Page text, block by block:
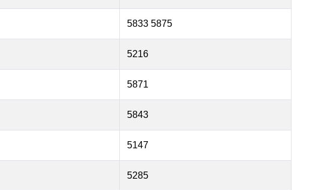
5833 5875
5216
5871
5843
5147
5285